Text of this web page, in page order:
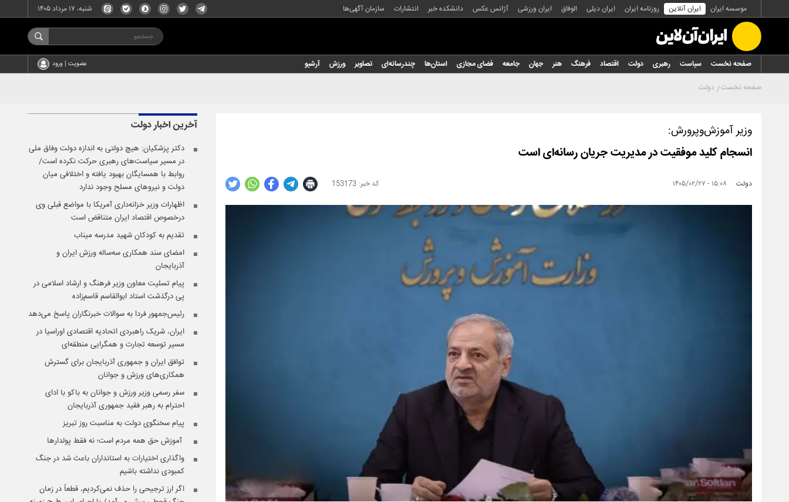
موسسه ایران ایران آنلاین روزنامه ایران ایران دیلی الوفاق ایران ورزشی آژانس عکس دانشکده خبر انتشارات سازمان آگهی‌ها شنبه، ۱۷ مرداد ۱۴۰۵
صفحه نخست سیاست رهبری دولت اقتصاد فرهنگ هنر جهان جامعه فضای مجازی استان‌ها چندرسانه‌ای تصاویر ورزش آرشیو عضویت | ورود
صفحه نخست دولت
وزیر آموزش‌وپرورش:
انسجام کلید موفقیت در مدیریت جریان رسانه‌ای است
دولت ۱۵:۰۸ - ۱۴۰۵/۰۲/۲۷ 153173
آخرین اخباردولت
دکتر پزشکیان: هیچ دولتی به اندازه دولت وفاق ملی
در مسیر سیاست‌های رهبری حرکت نکرده است/
روابط با همسایگان بهبود یافته و اختلافی میان
دولت و نیروهای مسلح وجود ندارد
اظهارات وزیر خزانه‌داری آمریکا با مواضع قبلی وی
درخصوص اقتصاد ایران متناقض است
تقدیم به کودکان شهید مدرسه میناب
امضای سند همکاری سه‌ساله ورزش ایران و
آذربایجان
پیام تسلیت معاون وزیر فرهنگ و ارشاد اسلامی در
پی درگذشت استاد ابوالقاسم قاسم‌زاده
رئیس‌جمهور فردا به سوالات خبرنگاران پاسخ می‌دهد
ایران، شریک راهبردی اتحادیه اقتصادی اوراسیا در
مسیر توسعه تجارت و همگرایی منطقه‌ای
توافق ایران و جمهوری آذربایجان برای گسترش
همکاری‌های ورزش و جوانان
سفر رسمی وزیر ورزش و جوانان به باکو با ادای
احترام به رهبر فقید جمهوری آذربایجان
پیام سخنگوی دولت به مناسبت روز تبریز
️ آموزش حق همه مردم است؛ نه فقط پولدارها
واگذاری اختیارات به استانداران باعث شد در جنگ
کمبودی نداشته باشیم
اگر ارز ترجیحی را حذف نمی‌کردیم، قطعاً در زمان